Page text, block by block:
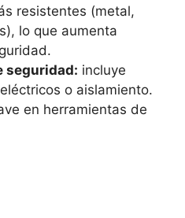
resistentes (metal,
lo que aumenta
seguridad: incluye
o aislamiento.
en herramientas de